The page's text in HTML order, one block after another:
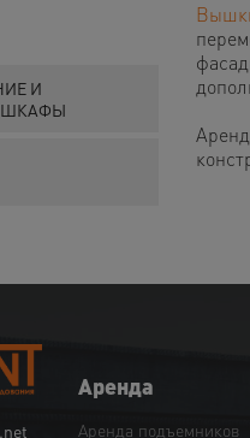
И
Аренда
Аренда подъемников